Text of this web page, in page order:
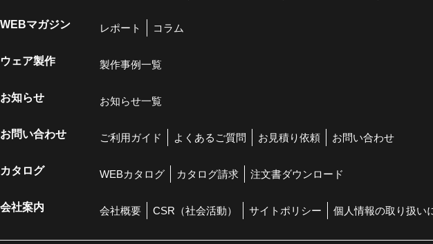
WEBマガジン レポート コラム
ウェア製作 製作事例一覧
お知らせ お知らせ一覧
お問い合わせ ご利用ガイド よくあるご質問 お見積り依頼 お問い合わせ
カタログ WEBカタログ カタログ請求 注文書ダウンロード
会社案内 会社概要 CSR（社会活動） サイトポリシー 個人情報の取り扱い